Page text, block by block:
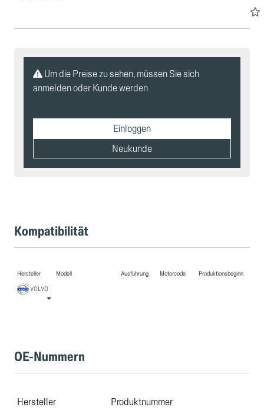
Um die Preise zu sehen, müssen Sie sich
anmelden oder Kunde werden
Einloggen
Neukunde
Kompatibilität
Hersteller Modell Ausführung Motorcode
Produktionsbeginn
VOLVO
OE-Nummern
Hersteller
Produktnummer